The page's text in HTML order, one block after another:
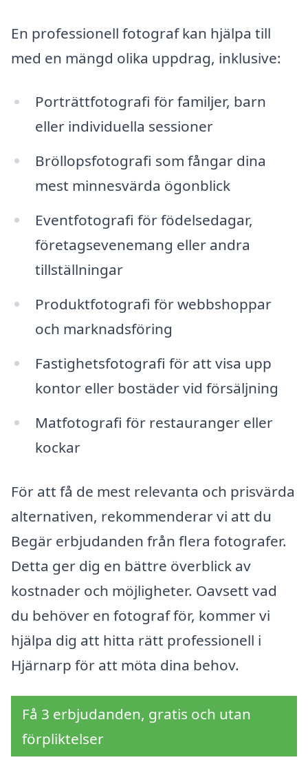
En professionell fotograf kan hjälpa till
med en mängd olika uppdrag, inklusive:
Porträttfotografi för familjer, barn
eller individuella sessioner
Bröllopsfotografi som fångar dina
mest minnesvärda ögonblick
Eventfotografi för födelsedagar,
företagsevenemang eller andra
tillställningar
Produktfotografi för webbshoppar
och marknadsföring
Fastighetsfotografi för att visa upp
kontor eller bostäder vid försäljning
Matfotografi för restauranger eller
kockar
För att få de mest relevanta och prisvärda
alternativen, rekommenderar vi att du
Begär erbjudanden från flera fotografer.
Detta ger dig en bättre överblick av
kostnader och möjligheter. Oavsett vad
du behöver en fotograf för, kommer vi
hjälpa dig att hitta rätt professionell i
Hjärnarp för att möta dina behov.
Få 3 erbjudanden, gratis och utan
förpliktelser